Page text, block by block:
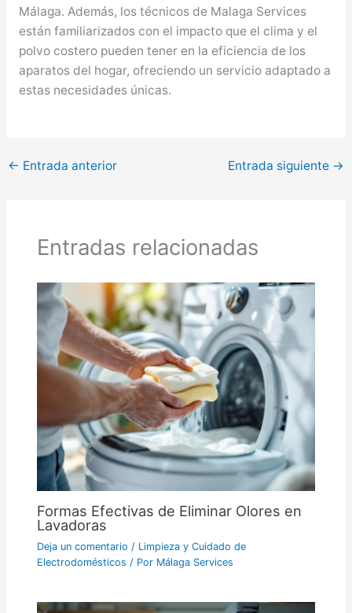
Málaga. Además, los técnicos de Malaga Services
están familiarizados con el impacto que el clima y el
polvo costero pueden tener en la eficiencia de los
aparatos del hogar, ofreciendo un servicio adaptado a
estas necesidades únicas.
← Entrada anterior Entrada siguiente →
Entradas relacionadas
Formas Efectivas de Eliminar Olores en
Lavadoras
Deja un comentario / Limpieza y Cuidado de
Electrodomésticos / Por Málaga Services